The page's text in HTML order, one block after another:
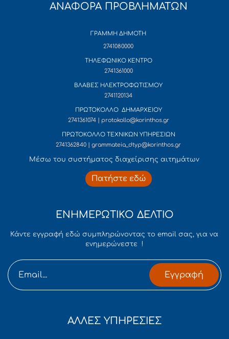
ΑΝΑΦΟΡΑ ΠΡΟΒΛΗΜΑΤΩΝ
ΓΡΑΜΜΗ ΔΗΜΟΤΗ
2741080000
ΤΗΛΕΦΩΝΙΚΟ ΚΕΝΤΡΟ
2741361000
ΒΛΑΒΕΣ ΗΛΕΚΤΡΟΦΩΤΙΣΜΟΥ
2741120134
ΠΡΩΤΟΚΟΛΛΟ ΔΗΜΑΡΧΕΙΟΥ
2741361074 | protokollo@korinthos.gr
ΠΡΩΤΟΚΟΛΛΟ ΤΕΧΝΙΚΩΝ ΥΠΗΡΕΣΙΩΝ
2741362840 | grammateia_dtyp@korinthos.gr
Mέσω του συστήματος διαχείρισης αιτημάτων
Πατήστε εδώ
ΕΝΗΜΕΡΩΤΙΚΟ ΔΕΛΤΙΟ
Κάντε εγγραφή εδώ συμπληρώνοντας το email σας, για να
ενημερώνεστε !
Εγγραφή
ΑΛΛΕΣ ΥΠΗΡΕΣΙΕΣ